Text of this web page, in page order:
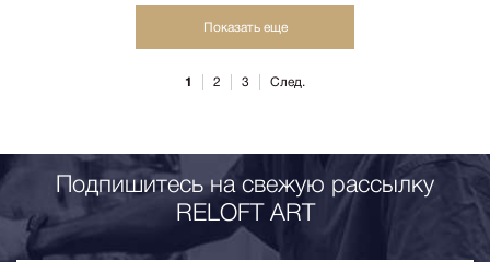
Показать еще
1 2 3 След.
Подпишитесь на свежую рассылку
RELOFT ART